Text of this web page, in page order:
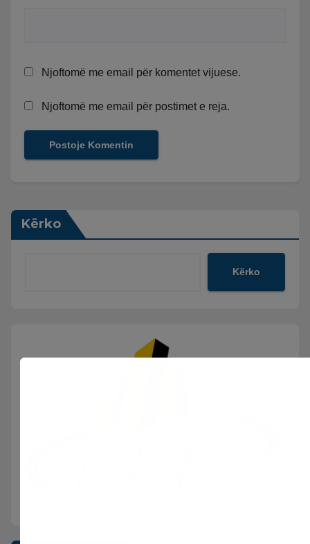
Njoftomë me email për komentet vijuese.
Njoftomë me email për postimet e reja.
Kërko
Kërko